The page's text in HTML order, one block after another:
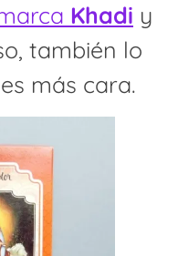
Khadi y
también lo
más cara.